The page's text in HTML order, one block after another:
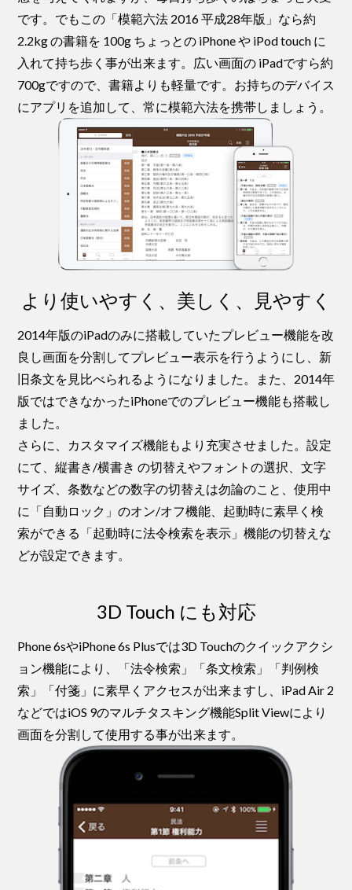
です。でもこの「模範六法 2016 平成28年版」なら約
2.2kg の書籍を 100g ちょっとの iPhone や iPod touch に
入れて持ち歩く事が出来ます。広い画面の iPadですら約
700gですので、書籍よりも軽量です。お持ちのデバイス
にアプリを追加して、常に模範六法を携帯しましょう。
より使いやすく、美しく、見やすく
2014年版のiPadのみに搭載していたプレビュー機能を改
良し画面を分割してプレビュー表示を行うようにし、新
旧条文を見比べられるようになりました。また、2014年
版ではできなかったiPhoneでのプレビュー機能も搭載し
ました。
さらに、カスタマイズ機能もより充実させました。設定
にて、縦書き/横書き の切替えやフォントの選択、文字
サイズ、条数などの数字の切替えは勿論のこと、使用中
に「自動ロック」のオン/オフ機能、起動時に素早く検
索ができる「起動時に法令検索を表示」機能の切替えな
どが設定できます。
3D Touch にも対応
Phone 6sやiPhone 6s Plusでは3D Touchのクイックアクシ
ョン機能により、「法令検索」「条文検索」「判例検
索」「付箋」に素早くアクセスが出来ますし、iPad Air 2
などではiOS 9のマルチタスキング機能Split Viewにより
画面を分割して使用する事が出来ます。